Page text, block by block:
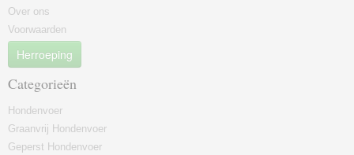
Over ons
Voorwaarden
Herroeping
Categorieën
Hondenvoer
Graanvrij Hondenvoer
Geperst Hondenvoer